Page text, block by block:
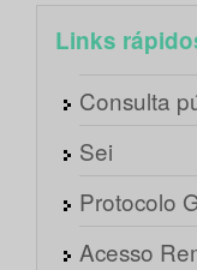
Links
Consulta
Sei
Protocolo
Acesso